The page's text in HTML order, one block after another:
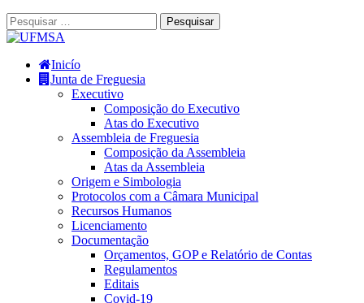
Inicío
Junta de Freguesia
Executivo
Composição do Executivo
Atas do Executivo
Assembleia de Freguesia
Composição da Assembleia
Atas da Assembleia
Origem e Simbologia
Protocolos com a Câmara Municipal
Recursos Humanos
Licenciamento
Documentação
Orçamentos, GOP e Relatório de Contas
Regulamentos
Editais
Covid-19